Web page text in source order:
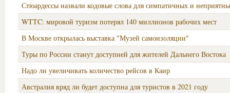
Стюардессы назвали кодовые слова для симпатичных и
WTTC: мировой туризм потерял 140 миллионов рабочих мест
В Москве открылась выставка "Музей самоизоляции"
Туры по России станут доступней для жителей Дальнего Востока
Надо ли увеличивать количество рейсов в Каир
Австралия вряд ли будет доступна для туристов в 2021 году